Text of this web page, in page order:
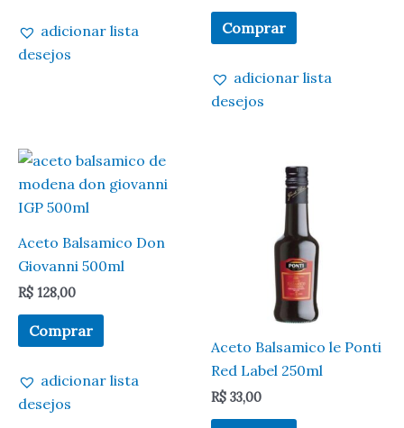
adicionar lista
desejos
Comprar
adicionar lista
desejos
Aceto Balsamico Don
Giovanni 500ml
R$ 128,00
Comprar
adicionar lista
desejos
Aceto Balsamico le Ponti
Red Label 250ml
R$ 33,00